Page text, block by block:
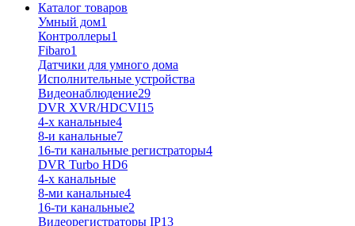
Каталог товаров
Умный дом1
Контроллеры1
Fibaro1
Датчики для умного дома
Исполнительные устройства
Видеонаблюдение29
DVR XVR/HDCVI15
4-x канальные4
8-и канальные7
16-ти канальные регистраторы4
DVR Turbo HD6
4-х канальные
8-ми канальные4
16-ти канальные2
Видеорегистраторы IP13